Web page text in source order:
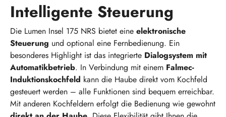
Intelligente Steuerung
Die Lumen Insel 175 NRS bietet eine elektronische
Steuerung und optional eine Fernbedienung. Ein
besonderes Highlight ist das integrierte Dialogsystem mit
Automatikbetrieb. In Verbindung mit einem Falmec-
Induktionskochfeld kann die Haube direkt vom Kochfeld
gesteuert werden – alle Funktionen sind bequem erreichbar.
Mit anderen Kochfeldern erfolgt die Bedienung wie gewohnt